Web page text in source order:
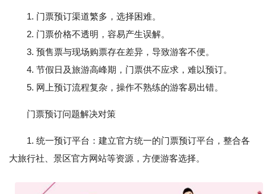
1. 门票预订渠道繁多，选择困难。
2. 门票价格不透明，容易产生误解。
3. 预售票与现场购票存在差异，导致游客不便。
4. 节假日及旅游高峰期，门票供不应求，难以预订。
5. 网上预订流程复杂，操作不熟练的游客易出错。
门票预订问题解决对策
1. 统一预订平台：建立官方统一的门票预订平台，整合各
大旅行社、景区官方网站等资源，方便游客选择。